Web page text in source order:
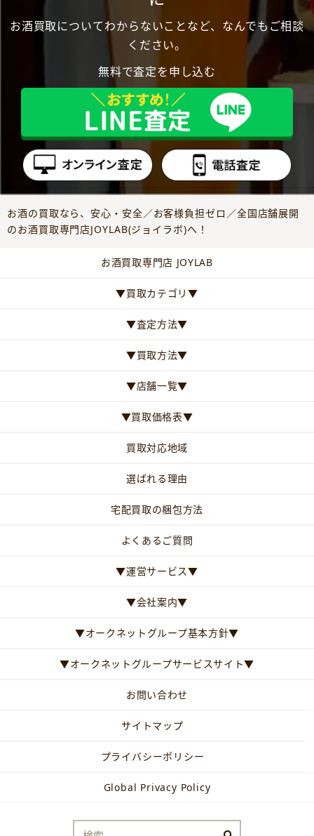
お酒買取についてわからないことなど、なんでもご相談
ください。
無料で査定を申し込む
お酒の買取なら、安心・安全／お客様負担ゼロ／全国店舗展開
のお酒買取専門店JOYLAB(ジョイラボ)へ！
お酒買取専門店 JOYLAB
▼買取カテゴリ▼
▼査定方法▼
▼買取方法▼
▼店舗一覧▼
▼買取価格表▼
買取対応地域
選ばれる理由
宅配買取の梱包方法
よくあるご質問
▼運営サービス▼
▼会社案内▼
▼オークネットグループ基本方針▼
▼オークネットグループサービスサイト▼
お問い合わせ
サイトマップ
プライバシーポリシー
Global Privacy Policy